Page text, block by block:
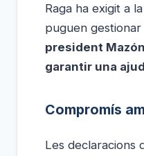
Raga ha exigit a
puguen gestionar
president
garantir una
Compromís
Les declaracions